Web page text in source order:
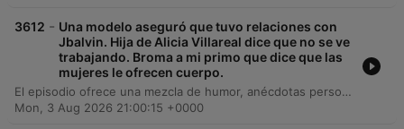
3612 - Una modelo aseguró que tuvo relaciones con
Jbalvin. Hija de Alicia Villareal dice que no se ve
trabajando. Broma a mi primo que dice que las
mujeres le ofrecen cuerpo.
El episodio ofrece una mezcla de humor, anécdotas personales y temas de actualidad. Los conductores inician con bromas, chistes de doble sentido y rumores de celebridades, para luego transitar hacia relatos sobre injusticias laborales y citas telefónicas entre los locutores. La segunda parte del programa se enfoca en historias de emprendimiento, como el caso de Eli y Maribel, junto con información crucial sobre procesos migratorios y asesoría legal. El episodio concluye con una charla sobre salud sexual con la sexóloga Miriam Valvera y consejos legales sobre el consumo de alcohol en espacios públicos.
Mon, 3 Aug 2026 21:00:15 +0000